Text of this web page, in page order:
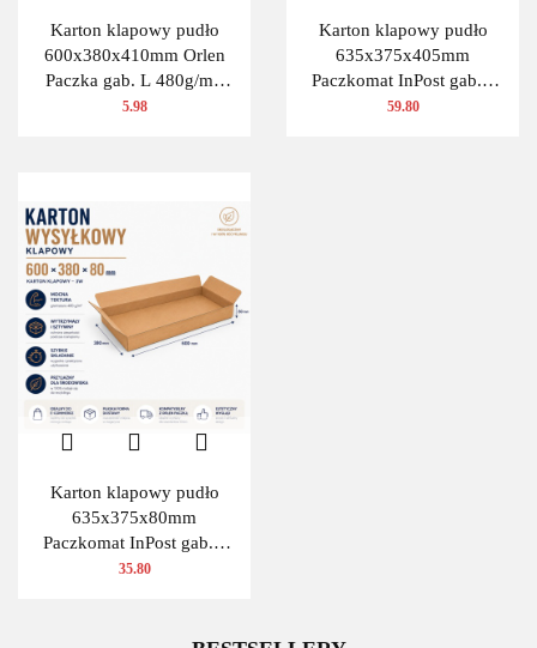
Karton klapowy pudło
600x380x410mm Orlen
Paczka gab. L 480g/m2
3W 1 szt.
5.98
Karton klapowy pudło
635x375x405mm
Paczkomat InPost gab.C
480g/m2 3W 10 szt.
59.80
Karton klapowy pudło
635x375x80mm
Paczkomat InPost gab.A
480g/m2 3W 10 szt.
35.80